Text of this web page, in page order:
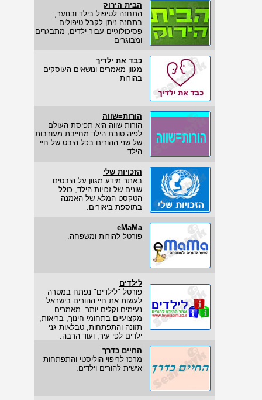
הבית הירוק
התחנה לטיפול בילד ובנוער,
בתחנה ניתן לקבל טיפולים
פסיכולוגיים עבור ילדים, מתבגרים
ומבוגרים
כבד את ילדיך
מגוון מאמרים ונושאים העוסקים
בהורות
הורות=שווה
הורות שווה היא תפיסת העולם
לפיה טובת הילד מחייבת מעורבות
של שני ההורים בכל היבט של חיי
הילד
הזכויות שלי
באתר מידע מגוון על היבטים
שונים של זכויות הילד, כולל
הטקסט המלא של האמנה
בתוספת ביאורים.
eMaMa
פורטל להורות ומשפחה.
לילדים
פורטל "לילדים" נפתח במטרה
לעשות את חיי ההורים בישראל
נעימים וקלים יותר. מאמרים
מקצועיים בתחומי חינוך, בריאות,
תזונה והתפתחות, טבלאות גני
ילדים לפי עיר, ועוד הרבה.
החיים כדרך
מרכז לריפוי הוליסטי והתפתחות
אישית להורים וילדים.